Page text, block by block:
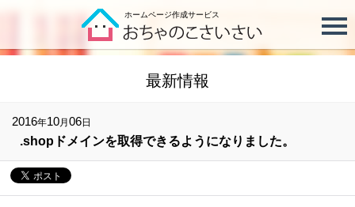
ホームページ作成サービス
最新情報
2016年10月06日
.shopドメインを取得できるようになりました。